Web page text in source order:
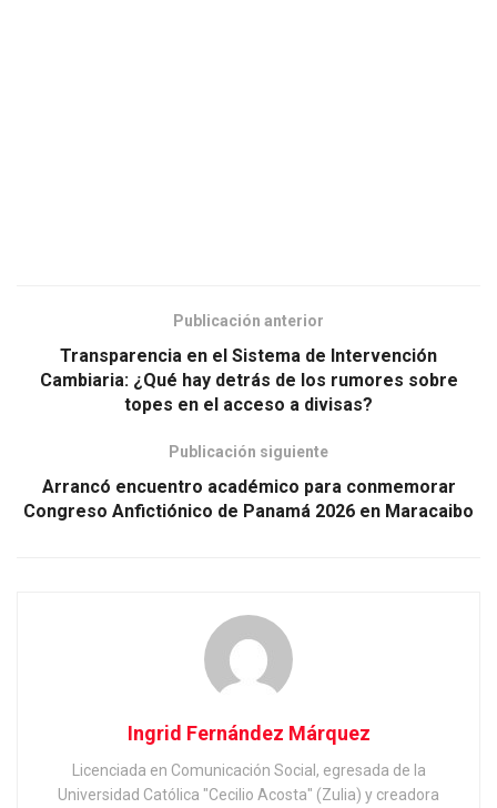
Publicación anterior
Transparencia en el Sistema de Intervención
Cambiaria: ¿Qué hay detrás de los rumores sobre
topes en el acceso a divisas?
Publicación siguiente
Arrancó encuentro académico para conmemorar
Congreso Anfictiónico de Panamá 2026 en Maracaibo
Ingrid Fernández Márquez
Licenciada en Comunicación Social, egresada de la
Universidad Católica "Cecilio Acosta" (Zulia) y creadora